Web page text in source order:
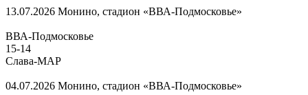
13.07.2026 Монино, стадион «ВВА-Подмосковье»
ВВА-Подмосковье
15-14
Слава-МАР
04.07.2026 Монино, стадион «ВВА-Подмосковье»